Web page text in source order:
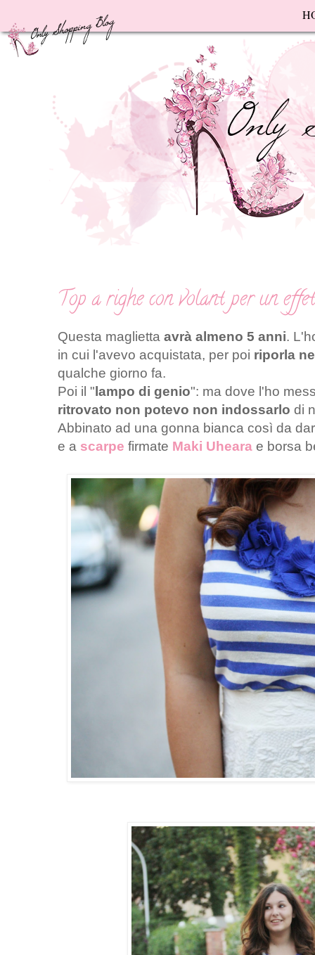
Top a righe con volant per un
Questa maglietta avrà almeno 5 anni.
in cui l'avevo acquistata, per poi riporla
qualche giorno fa.
Poi il " lampo di genio": ma dove l'ho
ritrovato non potevo non indossarlo di
Abbinato ad una gonna bianca così da
e a scarpe firmate Maki Uheara e borsa